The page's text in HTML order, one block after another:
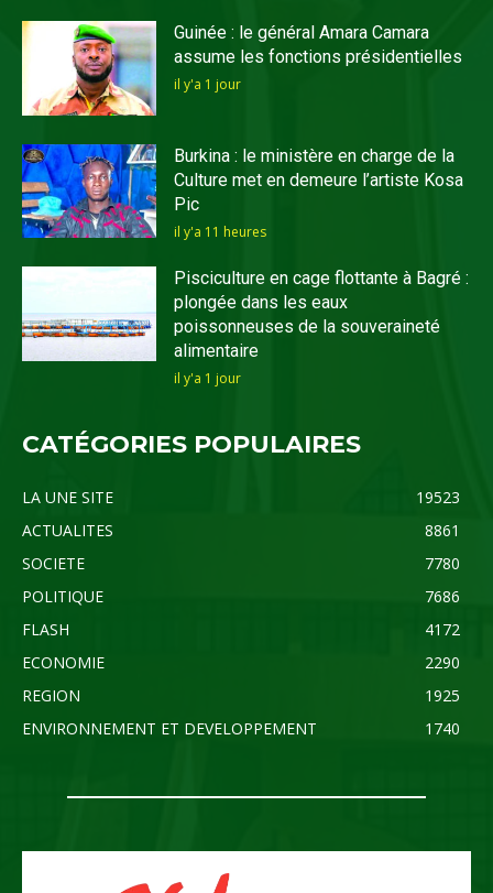
Guinée : le général Amara Camara
assume les fonctions présidentielles
il y'a 1 jour
Burkina : le ministère en charge de la
Culture met en demeure l’artiste Kosa
Pic
il y'a 11 heures
Pisciculture en cage flottante à Bagré :
plongée dans les eaux
poissonneuses de la souveraineté
alimentaire
il y'a 1 jour
CATÉGORIES POPULAIRES
LA UNE SITE
19523
ACTUALITES
8861
SOCIETE
7780
POLITIQUE
7686
FLASH
4172
ECONOMIE
2290
REGION
1925
ENVIRONNEMENT ET DEVELOPPEMENT
1740